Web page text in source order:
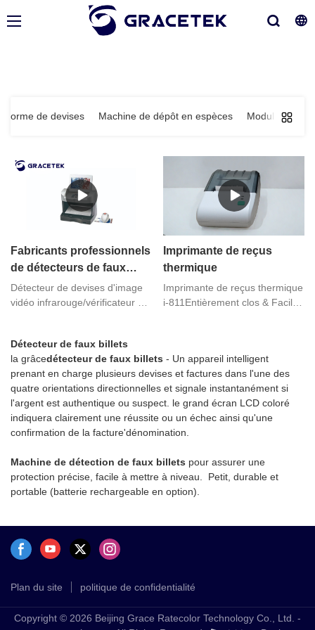
forme de devises Machine de dépôt en espèces Module et
Détecteur de faux billets
la grâcedétecteur de faux billets - Un appareil intelligent
prenant en charge plusieurs devises et factures dans l'une des
quatre orientations directionnelles et signale instantanément si
l'argent est authentique ou suspect. le grand écran LCD coloré
indiquera clairement une réussite ou un échec ainsi qu'une
confirmation de la facture'dénomination.
Machine de détection de faux billets pour assurer une
protection précise, facile à mettre à niveau. Petit, durable et
portable (batterie rechargeable en option).
Fabricants professionnels
de détecteurs de faux
billets multifonctions LCD
GRACE 7 "
Détecteur de devises d'image
vidéo infrarouge/vérificateur de
de billets Hunter 200 combine
un large éventail de
fonctionnalités dans un seul
appareil unique. Ce détecteur
garantit une authentification de
niveau expert des billets et
documents en vérifiant
à la fois.Les détecteurs de
fausse monnaie CH200
disposent de 3 types de
12 types de méthodes de
détection de fonctions de
sécurité. Nous ajoutons
de navigation sur l'écran LCD,
indiquer aux utilisateurs le type
de méthode de détection qu'ils
Imprimante de reçus
thermique
Imprimante de reçus thermique
i-811Entièrement clos & Facile
adaptateur 12 VConception
compacte pour papier 50 mm
Plan du site politique de confidentialité
Copyright © 2026 Beijing Grace Ratecolor Technology Co., Ltd. -